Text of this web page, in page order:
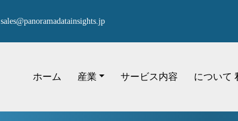
sales@panoramadatainsights.jp
ホーム 産業 サービス内容 について